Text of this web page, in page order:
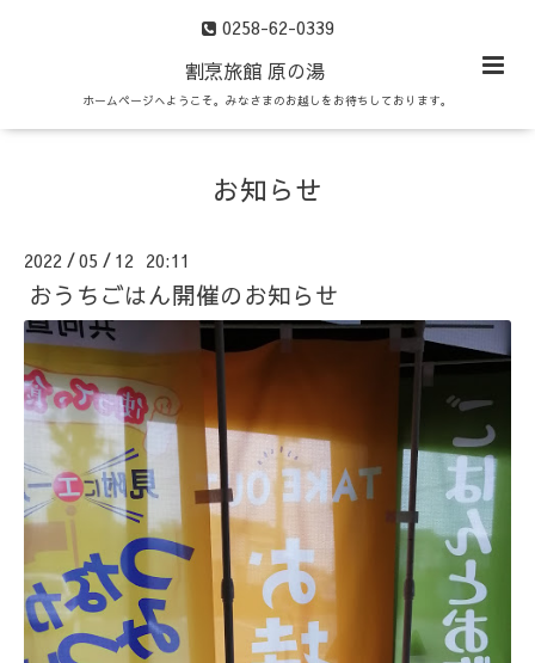
0258-62-0339
割烹旅館 原の湯
ホームページへようこそ。みなさまのお越しをお待ちしております。
お知らせ
2022 /05 / 12 20:11
おうちごはん開催のお知らせ